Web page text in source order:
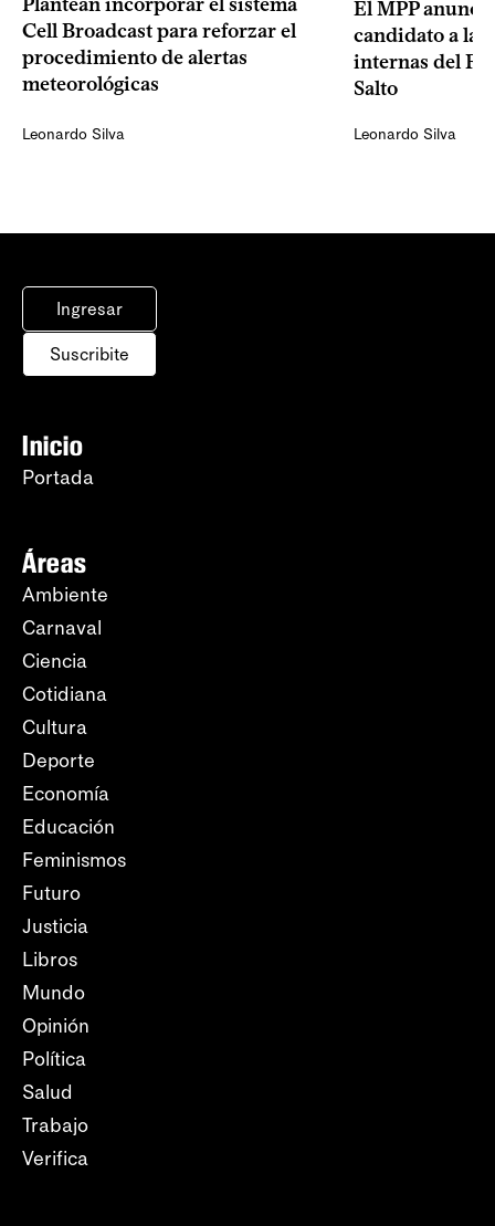
Cell Broadcast para reforzar el
procedimiento de alertas
meteorológicas
Leonardo Silva
El MPP
candidato a la
internas del
Salto
Leonardo Silva
Ingresar
Suscribite
Inicio
Portada
Áreas
Ambiente
Carnaval
Ciencia
Cotidiana
Cultura
Deporte
Economía
Educación
Feminismos
Futuro
Justicia
Libros
Mundo
Opinión
Política
Salud
Trabajo
Verifica